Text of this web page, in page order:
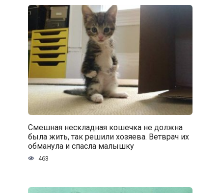
Смешная нескладная кошечка не должна
была жить, так решили хозяева. Ветврач их
обманула и спасла малышку
463